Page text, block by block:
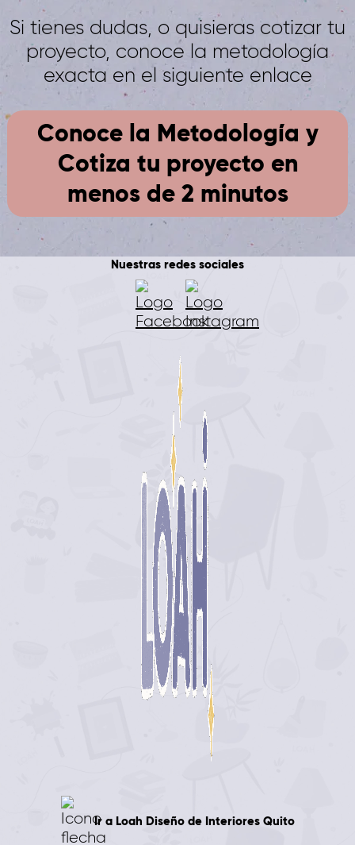
Si tienes dudas, o quisieras cotizar tu
proyecto, conoce la metodología
exacta en el siguiente enlace
Conoce la Metodología y
Cotiza tu proyecto en
menos de 2 minutos
Nuestras redes sociales
Ir a Loah Diseño de Interiores Quito